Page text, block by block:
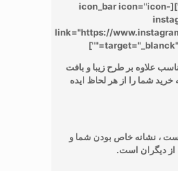
size="small" social=""][icon_bar icon="icon-
link="https://
target="_blanck"
علاوه بر طرح زیبا و بافت
خرید شما را از هر لحاظ ایده
، نشانه خاص بودن شما و
از دیگران است.